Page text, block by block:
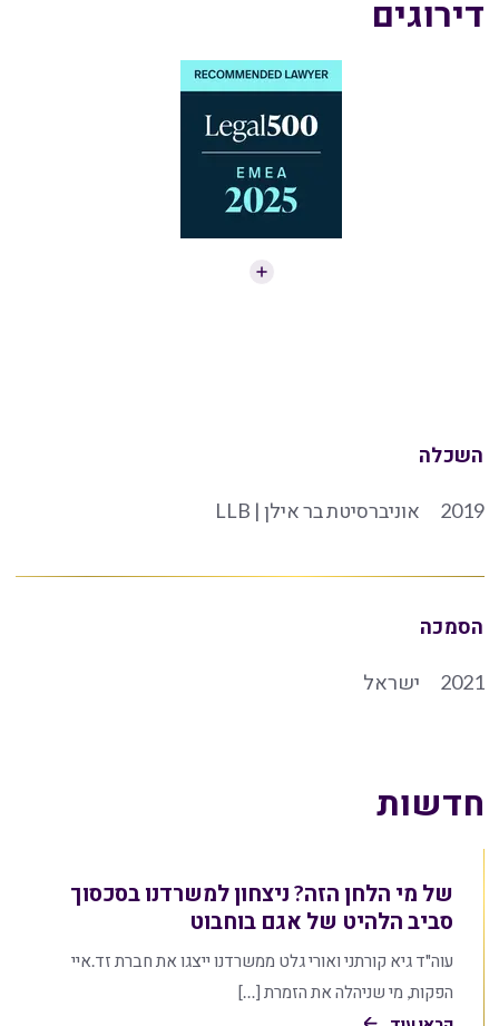
דירוגים
השכלה
2019 אוניברסיטת בר אילן | LLB
הסמכה
2021 ישראל
חדשות
של מי הלחן הזה? ניצחון למשרדנו בסכסוך
סביב הלהיט של אגם בוחבוט
עוה"ד גיא קורתני ואורי גלט ממשרדנו ייצגו את חברת זד.איי
הפקות, מי שניהלה את הזמרת […]